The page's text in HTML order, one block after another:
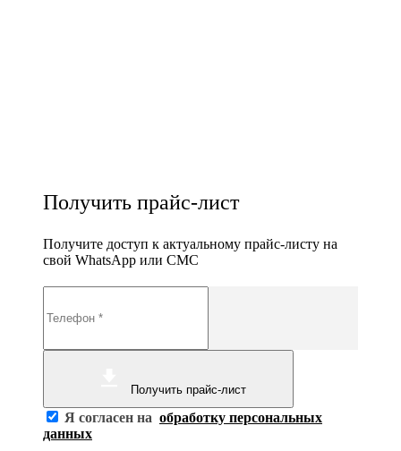
Получить прайс-лист
Получите доступ к актуальному прайс-листу на
свой WhatsApp или СМС
Получить прайс-лист
Я согласен на обработку персональных
данных